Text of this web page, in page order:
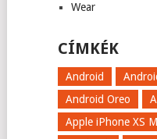
Wear
CÍMKÉK
Android
Android Oreo
Apple iPhone XS